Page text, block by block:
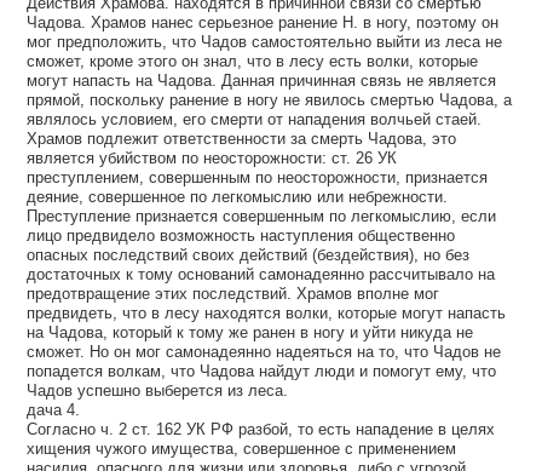
Чадова. Храмов нанес серьезное ранение Н. в ногу, поэтому он
мог предположить, что Чадов самостоятельно выйти из леса не
сможет, кроме этого он знал, что в лесу есть волки, которые
могут напасть на Чадова. Данная причинная связь не является
прямой, поскольку ранение в ногу не явилось смертью Чадова, а
являлось условием, его смерти от нападения волчьей стаей.
Храмов подлежит ответственности за смерть Чадова, это
является убийством по неосторожности: ст. 26 УК
преступлением, совершенным по неосторожности, признается
деяние, совершенное по легкомыслию или небрежности.
Преступление признается совершенным по легкомыслию, если
лицо предвидело возможность наступления общественно
опасных последствий своих действий (бездействия), но без
достаточных к тому оснований самонадеянно рассчитывало на
предотвращение этих последствий. Храмов вполне мог
предвидеть, что в лесу находятся волки, которые могут напасть
на Чадова, который к тому же ранен в ногу и уйти никуда не
сможет. Но он мог самонадеянно надеяться на то, что Чадов не
попадется волкам, что Чадова найдут люди и помогут ему, что
Чадов успешно выберется из леса.
дача 4.
Согласно ч. 2 ст. 162 УК РФ разбой, то есть нападение в целях
хищения чужого имущества, совершенное с применением